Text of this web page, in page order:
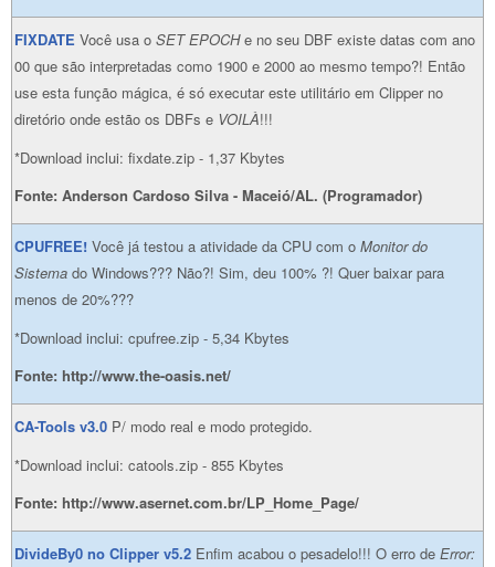
FIXDATE Você usa o SET EPOCHe no seu DBF existe datas com ano
00 que são interpretadas como 1900 e 2000 ao mesmo tempo?! Então
use esta função mágica, é só executar este utilitário em Clipper no
diretório onde estão os DBFs e VOILÀ!!!
*Download inclui: fixdate.zip - 1,37 Kbytes
Fonte: Anderson Cardoso Silva - Maceió/AL. (Programador)
CPUFREE! Você já testou a atividade da CPU com o Monitor do
Sistema do Windows??? Não?! Sim, deu 100% ?! Quer baixar para
menos de 20%???
*Download inclui: cpufree.zip - 5,34 Kbytes
Fonte: http://www.the-oasis.net/
CA-Tools v3.0 P/ modo real e modo protegido.
*Download inclui: catools.zip - 855 Kbytes
Fonte: http://www.asernet.com.br/LP_Home_Page/
DivideBy0 no Clipper v5.2 Enfim acabou o pesadelo!!! O erro de Error: